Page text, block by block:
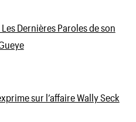
Dernières Paroles de son
sur l’affaire Wally Seck